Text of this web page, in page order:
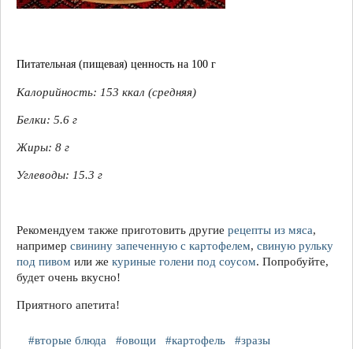
Питательная (пищевая) ценность на 100 г
Калорийность: 153 ккал (средняя)
Белки: 5.6 г
Жиры: 8 г
Углеводы: 15.3 г
Рекомендуем также приготовить другие рецепты из мяса,
например свинину запеченную с картофелем, свиную рульку
под пивом или же куриные голени под соусом. Попробуйте,
будет очень вкусно!
Приятного апетита!
#вторые блюда #овощи #картофель #зразы